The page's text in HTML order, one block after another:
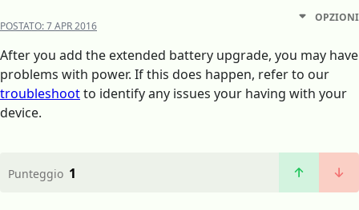
POSTATO:7 APR 2016
OPZIONI
After you add the extended battery upgrade, you may have
problems with power. If this does happen, refer to our
troubleshootto identify any issues your having with your
device.
Punteggio 1